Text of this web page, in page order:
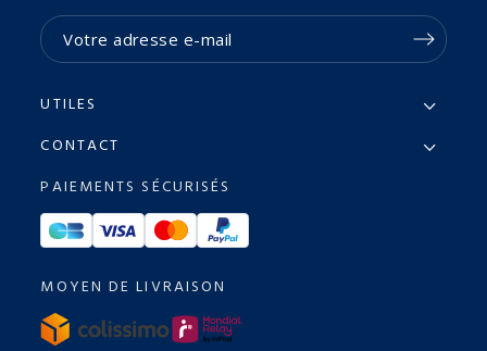
UTILES
CONTACT
PAIEMENTS SÉCURISÉS
MOYEN DE LIVRAISON